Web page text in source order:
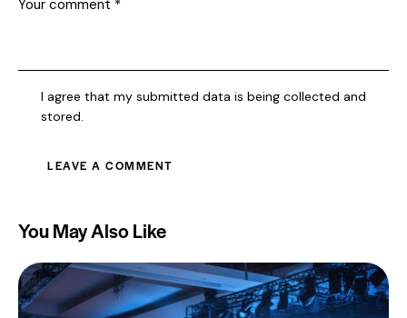
I agree that my submitted data is being collected and
stored.
You May Also Like